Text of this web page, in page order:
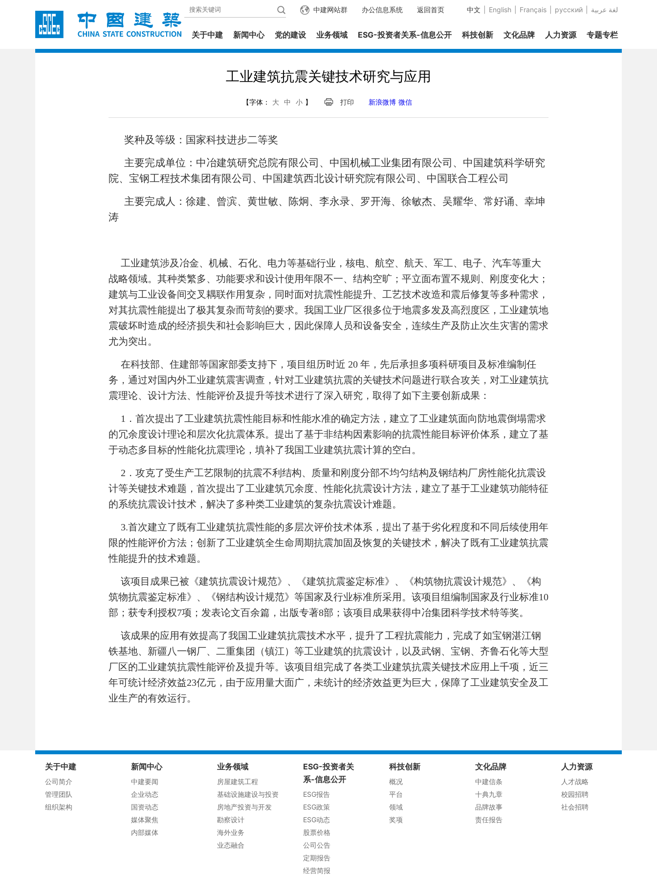
中文 English Français русский عربية‎ لغة 返回首页
办公信息系统
中建网站群
关于中建 新闻中心 党的建设 业务领域 ESG-投资者关系-信息公开 科技创新 文化品牌 人力资源 专题专栏
工业建筑抗震关键技术研究与应用
【字体： 大 中 小 】 打印 新浪微博 微信
奖种及等级：国家科技进步二等奖
主要完成单位：中冶建筑研究总院有限公司、中国机械工业集团有限公司、中国建筑科学研究
院、宝钢工程技术集团有限公司、中国建筑西北设计研究院有限公司、中国联合工程公司
主要完成人：徐建、曾滨、黄世敏、陈炯、李永录、罗开海、徐敏杰、吴耀华、常好诵、幸坤
涛
工业建筑涉及冶金、机械、石化、电力等基础行业，核电、航空、航天、军工、电子、汽车等重大
战略领域。其种类繁多、功能要求和设计使用年限不一、结构空旷；平立面布置不规则、刚度变化大；
建筑与工业设备间交叉耦联作用复杂，同时面对抗震性能提升、工艺技术改造和震后修复等多种需求，
对其抗震性能提出了极其复杂而苛刻的要求。我国工业厂区很多位于地震多发及高烈度区，工业建筑地
震破坏时造成的经济损失和社会影响巨大，因此保障人员和设备安全，连续生产及防止次生灾害的需求
尤为突出。
在科技部、住建部等国家部委支持下，项目组历时近 20 年，先后承担多项科研项目及标准编制任
务，通过对国内外工业建筑震害调查，针对工业建筑抗震的关键技术问题进行联合攻关，对工业建筑抗
震理论、设计方法、性能评价及提升等技术进行了深入研究，取得了如下主要创新成果：
1 ．首次提出了工业建筑抗震性能目标和性能水准的确定方法，建立了工业建筑面向防地震倒塌需求
的冗余度设计理论和层次化抗震体系。提出了基于非结构因素影响的抗震性能目标评价体系，建立了基
于动态多目标的性能化抗震理论，填补了我国工业建筑抗震计算的空白。
2 ．攻克了受生产工艺限制的抗震不利结构、质量和刚度分部不均匀结构及钢结构厂房性能化抗震设
计等关键技术难题，首次提出了工业建筑冗余度、性能化抗震设计方法，建立了基于工业建筑功能特征
的系统抗震设计技术，解决了多种类工业建筑的复杂抗震设计难题。
3.首次建立了既有工业建筑抗震性能的多层次评价技术体系，提出了基于劣化程度和不同后续使用年
限的性能评价方法；创新了工业建筑全生命周期抗震加固及恢复的关键技术，解决了既有工业建筑抗震
性能提升的技术难题。
该项目成果已被《建筑抗震设计规范》、《建筑抗震鉴定标准》、《构筑物抗震设计规范》、《构
筑物抗震鉴定标准》、《钢结构设计规范》等国家及行业标准所采用。该项目组编制国家及行业标准10
部；获专利授权7项；发表论文百余篇，出版专著8部；该项目成果获得中冶集团科学技术特等奖。
该成果的应用有效提高了我国工业建筑抗震技术水平，提升了工程抗震能力，完成了如宝钢湛江钢
铁基地、新疆八一钢厂、二重集团（镇江）等工业建筑的抗震设计，以及武钢、宝钢、齐鲁石化等大型
厂区的工业建筑抗震性能评价及提升等。该项目组完成了各类工业建筑抗震关键技术应用上千项，近三
年可统计经济效益23亿元，由于应用量大面广，未统计的经济效益更为巨大，保障了工业建筑安全及工
业生产的有效运行。
关于中建
公司简介
管理团队
组织架构
新闻中心
中建要闻
企业动态
国资动态
媒体聚焦
内部媒体
业务领域
房屋建筑工程
基础设施建设与投资
房地产投资与开发
勘察设计
海外业务
业态融合
ESG-投资者关
系-信息公开
ESG报告
ESG政策
ESG动态
股票价格
公司公告
定期报告
经营简报
科技创新
概况
平台
领域
奖项
文化品牌
中建信条
十典九章
品牌故事
责任报告
人力资源
人才战略
校园招聘
社会招聘